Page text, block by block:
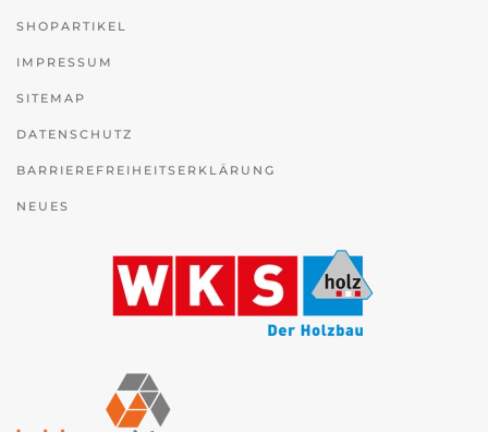
SHOPARTIKEL
IMPRESSUM
SITEMAP
DATENSCHUTZ
BARRIEREFREIHEITSERKLÄRUNG
NEUES